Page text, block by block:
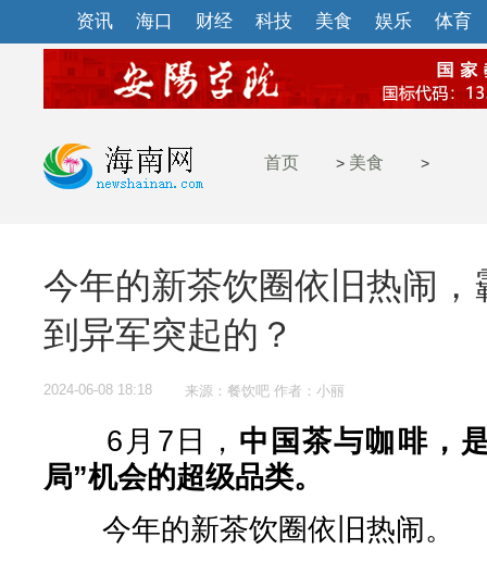
资讯 海口 财经 科技 美食 娱乐 体育
首页 > 美食 >
今年的新茶饮圈依旧热闹
到异军突起的？
2024-06-08 18:18 来源：餐饮吧 作者：小丽
6月7日， 中国茶与咖啡，
局”机会的超级品类。
今年的新茶饮圈依旧热闹。